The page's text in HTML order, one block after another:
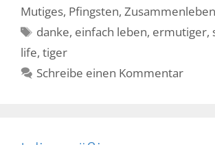
Mutiges, Pfingsten, Zusammenleben
Schlagwörter
danke, einfach leben, ermutiger,
life, tiger
Schreibe einen Kommentar